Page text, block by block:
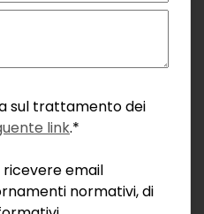
sul trattamento dei
link.*
ricevere email
normativi, di